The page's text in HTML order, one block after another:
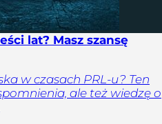
lat? Masz szansę
w czasach PRL-u? Ten
ale też wiedzę o